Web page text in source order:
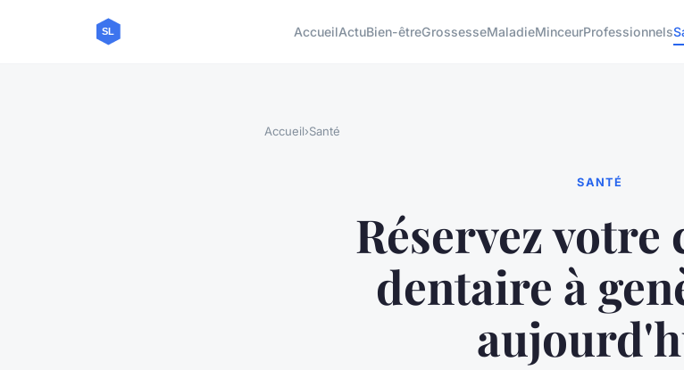
AccueilActuBien-êtreGrossesseMaladieMinceurProfessionnels
Accueil›Santé
SANTÉ
Réservez votre
dentaire à